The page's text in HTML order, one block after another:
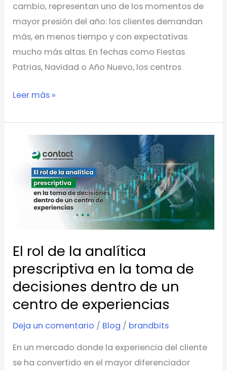
cambio, representan uno de los momentos de
mayor presión del año: los clientes demandan
más, en menos tiempo y con expectativas
mucho más altas. En fechas como Fiestas
Patrias, Navidad o Año Nuevo, los centros
Leer más »
El rol de la analítica
prescriptiva en la toma de
decisiones dentro de un
centro de experiencias
Deja un comentario / Blog / brandbits
En un mercado donde la experiencia del cliente
se ha convertido en el mayor diferenciador
analítica
la
toma
de
decisiones
dentro
de